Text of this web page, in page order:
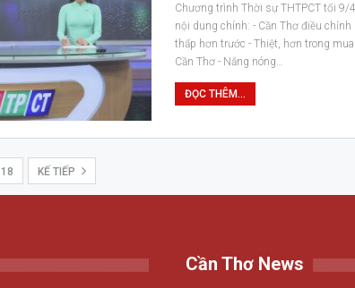
Chương trình Thời sự THTPCT tối 9/
nội dung chính: - Cần Thơ điều
thấp hơn trước - Thiệt, hơn trong
Cần Thơ - Nắng nóng…
ĐỌC THÊM...
18 KẾ TIẾP
Cần Thơ News